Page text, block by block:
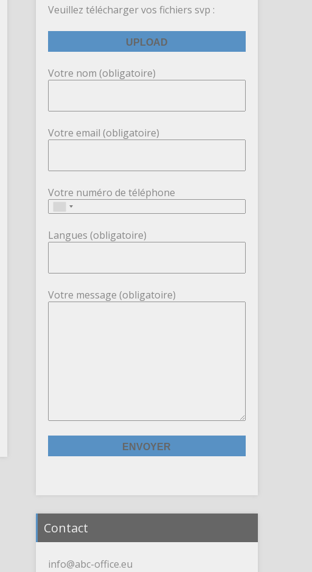
Veuillez télécharger vos fichiers svp :
Votre nom (obligatoire)
Votre email (obligatoire)
Votre numéro de téléphone
Langues (obligatoire)
Votre message (obligatoire)
Contact
info@abc-office.eu